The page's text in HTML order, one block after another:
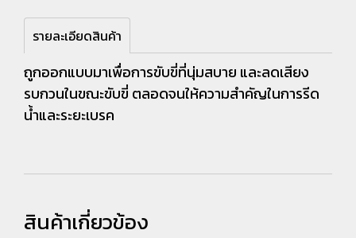
รายละเอียดสินค้า
ถูกออกแบบมาเพื่อการขับขี่ที่นุ่มสบาย และลดเสียง
รบกวนในขณะขับขี่ ตลอดจนให้ความสำคัญในการรีด
น้ำและระยะเบรค
สินค้าเกี่ยวข้อง